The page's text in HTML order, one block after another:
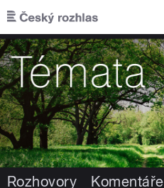
Přejít k hlavnímu obsahu
Rozhovory Komentáře